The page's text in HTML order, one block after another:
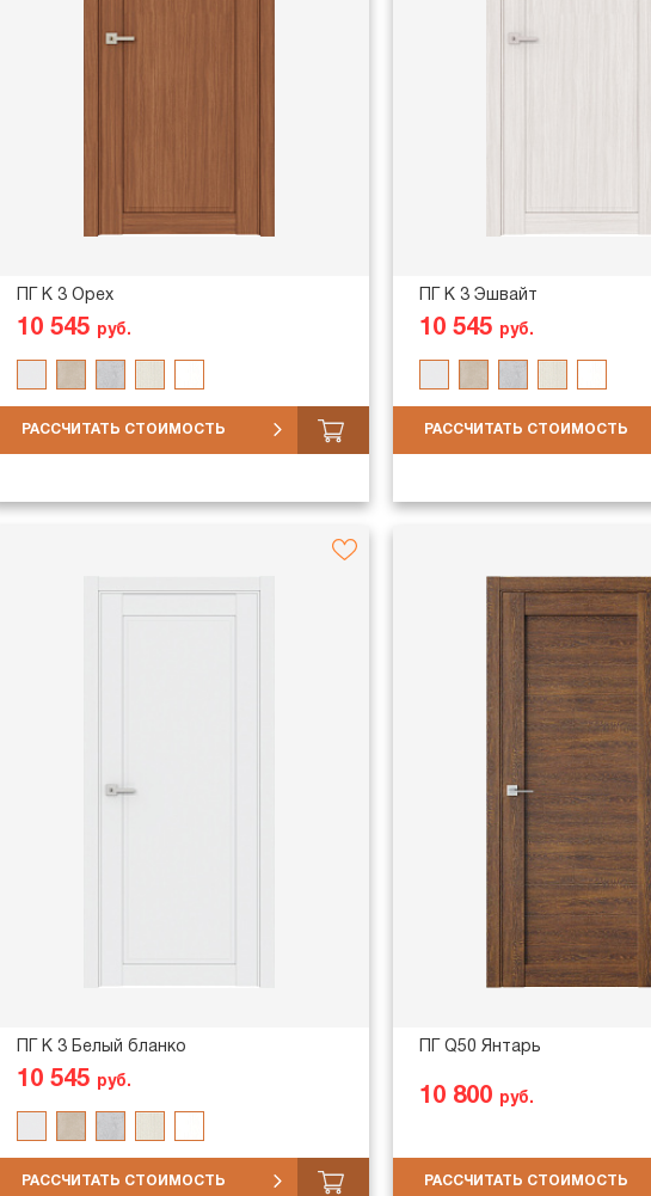
ПГ K 3 Орех
10 545 руб.
РАССЧИТАТЬ СТОИМОСТЬ
ПГ K 3 Эшвайт
10 545 руб.
РАССЧИТАТЬ СТОИМОСТЬ
ПГ K 3 Белый бланко
10 545 руб.
РАССЧИТАТЬ СТОИМОСТЬ
ПГ Q50 Янтарь
10 800 руб.
РАССЧИТАТЬ СТОИМОСТЬ